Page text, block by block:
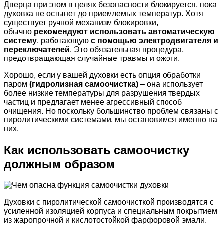
Дверца при этом в целях безопасности блокируется, пока
духовка не остынет до приемлемых температур. Хотя
существует ручной механизм блокировки,
обычно рекомендуют использовать автоматическую
систему, работающую с помощью электродвигателя и
переключателей. Это обязательная процедура,
предотвращающая случайные травмы и ожоги.
Хорошо, если у вашей духовки есть опция обработки
паром (гидролизная самоочистка) – она использует
более низкие температуры для разрушения твердых
частиц и предлагает менее агрессивный способ
очищения. Но поскольку большинство проблем связаны с
пиролитическими системами, мы остановимся именно на
них.
Как использовать самоочистку
должным образом
Духовки с пиролитической самоочисткой производятся с
усиленной изоляцией корпуса и специальным покрытием
из жаропрочной и кислотостойкой фарфоровой эмали.